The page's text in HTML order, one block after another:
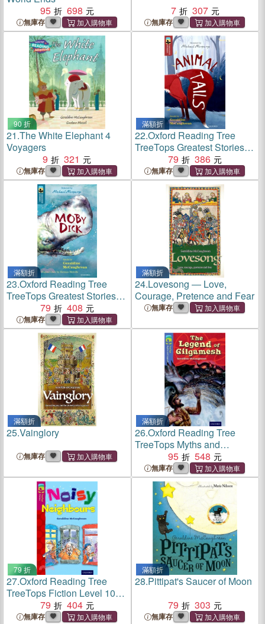
95
698
無庫存
7 307
無庫存
90 折
21.The White Elephant 4
Voyagers
9
321
無庫存
滿額折
22.Oxford Reading Tree
TreeTops Greatest Stories
Level 15: Animal Tails
79 386
無庫存
滿額折
23.Oxford Reading Tree
TreeTops Greatest Stories
Level 19: Moby Dick
79 408
無庫存
滿額折
24.Lovesong ― Love,
Courage, Pretence and Fear
無庫存
滿額折
25.Vainglory
無庫存
滿額折
26.Oxford Reading Tree
TreeTops Myths and
Legends: Level 17: The
Legend Of Gilgamesh
95 548
無庫存
79 折
27.Oxford Reading Tree
TreeTops Fiction Level 10
More Pack A: Noisy
Neighbours
79 404
無庫存
滿額折
28.Pittipat's Saucer of Moon
79
303
無庫存